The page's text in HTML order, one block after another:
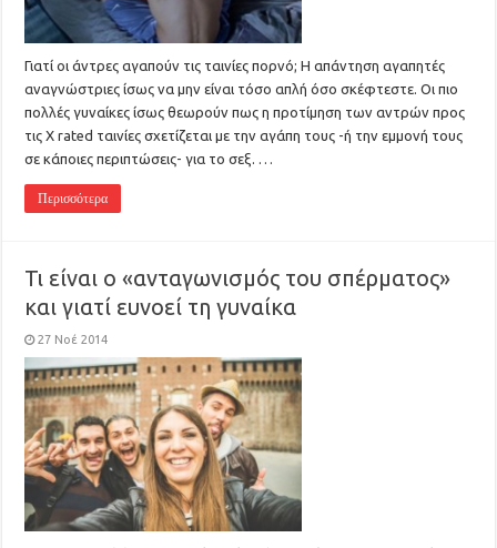
Γιατί οι άντρες αγαπούν τις ταινίες πορνό; Η απάντηση αγαπητές
αναγνώστριες ίσως να μην είναι τόσο απλή όσο σκέφτεστε. Οι πιο
πολλές γυναίκες ίσως θεωρούν πως η προτίμηση των αντρών προς
τις X rated ταινίες σχετίζεται με την αγάπη τους -ή την εμμονή τους
σε κάποιες περιπτώσεις- για το σεξ. …
Περισσότερα
Τι είναι ο «ανταγωνισμός του σπέρματος»
και γιατί ευνοεί τη γυναίκα
27 Νοέ 2014